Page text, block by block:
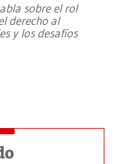
sobre el rol
derecho al
y los desafíos